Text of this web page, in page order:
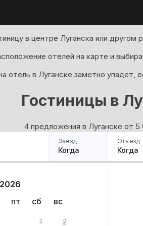
в центре Луганска или другом
отелей на карте и
отель в Луганске заметно упадет,
Гостиницы в
4 предложения в Луганске oт 5
Заезд
Когда
Отъезд
Когда
пт сб вс
1 2